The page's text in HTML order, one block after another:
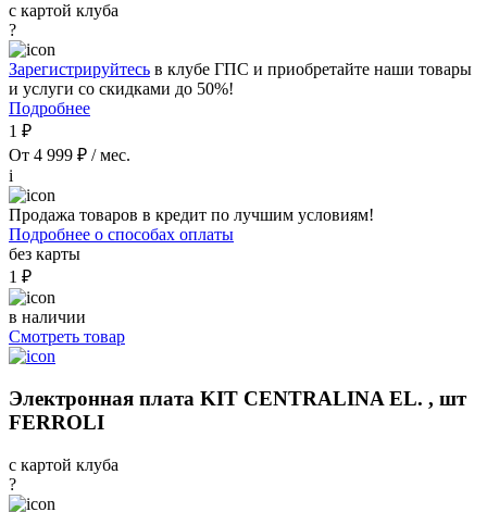
с картой клуба
?
Зарегистрируйтесь в клубе ГПС и приобретайте наши товары
и услуги со скидками до 50%!
Подробнее
1 ₽
От 4 999 ₽ / мес.
i
Продажа товаров в кредит по лучшим условиям!
Подробнее о способах оплаты
без карты
1 ₽
в наличии
Смотреть товар
Электронная плата KIT CENTRALINA EL. , шт
FERROLI
с картой клуба
?